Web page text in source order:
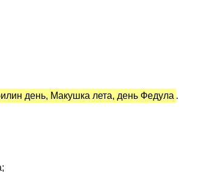
день, Макушка лета, день Федула .